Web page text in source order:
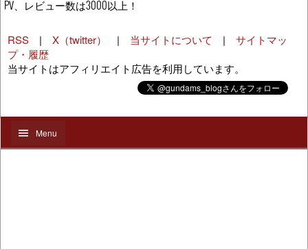
PV、レビュー数は3000以上！
RSS | X（twitter） | 当サイトについて | サイトマッ
プ・履歴
当サイトはアフィリエイト広告を利用しています。
Menu